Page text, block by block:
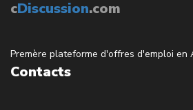
cDiscussion.com
Premère plateforme d'offres d'emploi en
Contacts